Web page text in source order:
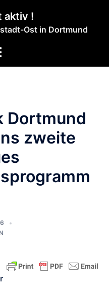
aktiv !
Ost in Dortmund
Dortmund
zweite